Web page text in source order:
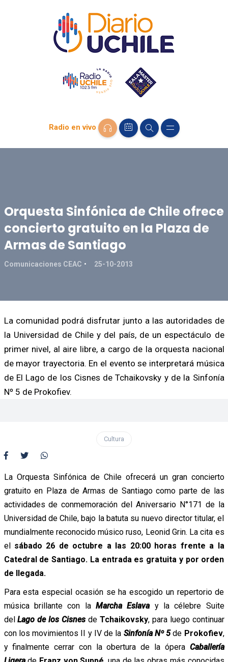
Radio en vivo
Orquesta Sinfónica de Chile ofrece
concierto gratuito en la Plaza de
Armas de Santiago
Comunicaciones CEAC 25-10-2013
La comunidad podrá disfrutar junto a las autoridades de
la Universidad de Chile y del país, de un espectáculo de
primer nivel, al aire libre, a cargo de la orquesta nacional
de mayor trayectoria. En el evento se interpretará música
de El Lago de los Cisnes de Tchaikovsky y de la Sinfonía
Nº 5 de Prokofiev.
Cultura
La Orquesta Sinfónica de Chile ofrecerá un gran concierto
gratuito en Plaza de Armas de Santiago como parte de las
actividades de conmemoración del Aniversario N°171 de la
Universidad de Chile, bajo la batuta su nuevo director titular, el
mundialmente reconocido músico ruso, Leonid Grin. La cita es
el sábado 26 de octubre a las 20:00 horas frente a la
Catedral de Santiago. La entrada es gratuita y por orden
de llegada.
Para esta especial ocasión se ha escogido un repertorio de
música brillante con la Marcha Eslavay la célebre Suite
delLago de los Cisnesde Tchaikovsky, para luego continuar
con los movimientos II y IV de la Sinfonía Nº 5de Prokofiev,
y finalmente cerrar con la obertura de la ópera Caballería